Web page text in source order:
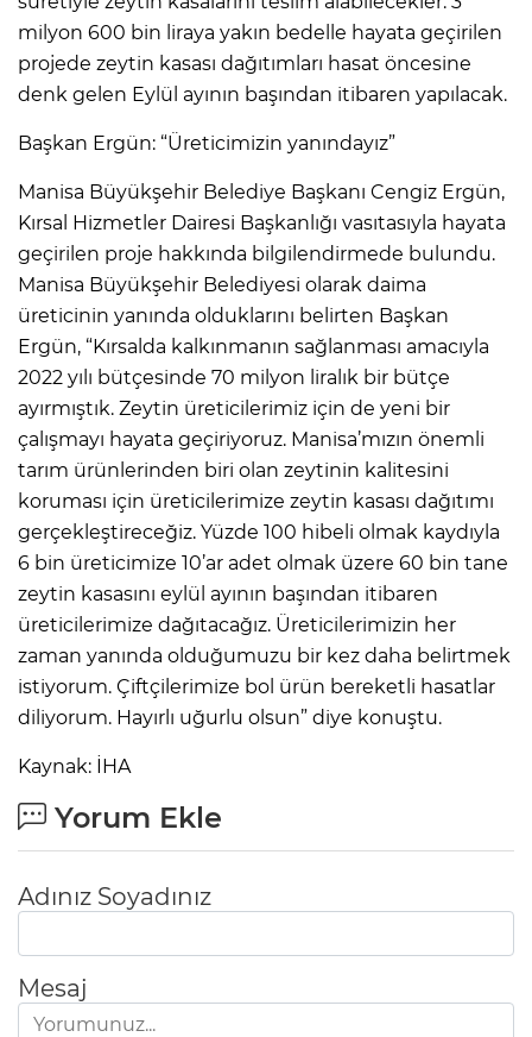
milyon 600 bin liraya yakın bedelle hayata geçirilen
projede zeytin kasası dağıtımları hasat öncesine
denk gelen Eylül ayının başından itibaren yapılacak.
Başkan Ergün: “Üreticimizin yanındayız”
Manisa Büyükşehir Belediye Başkanı Cengiz Ergün,
Kırsal Hizmetler Dairesi Başkanlığı vasıtasıyla hayata
geçirilen proje hakkında bilgilendirmede bulundu.
Manisa Büyükşehir Belediyesi olarak daima
üreticinin yanında olduklarını belirten Başkan
Ergün, “Kırsalda kalkınmanın sağlanması amacıyla
2022 yılı bütçesinde 70 milyon liralık bir bütçe
ayırmıştık. Zeytin üreticilerimiz için de yeni bir
çalışmayı hayata geçiriyoruz. Manisa’mızın önemli
tarım ürünlerinden biri olan zeytinin kalitesini
koruması için üreticilerimize zeytin kasası dağıtımı
gerçekleştireceğiz. Yüzde 100 hibeli olmak kaydıyla
6 bin üreticimize 10’ar adet olmak üzere 60 bin tane
zeytin kasasını eylül ayının başından itibaren
üreticilerimize dağıtacağız. Üreticilerimizin her
zaman yanında olduğumuzu bir kez daha belirtmek
istiyorum. Çiftçilerimize bol ürün bereketli hasatlar
diliyorum. Hayırlı uğurlu olsun” diye konuştu.
Kaynak: İHA
Yorum Ekle
Adınız Soyadınız
Mesaj